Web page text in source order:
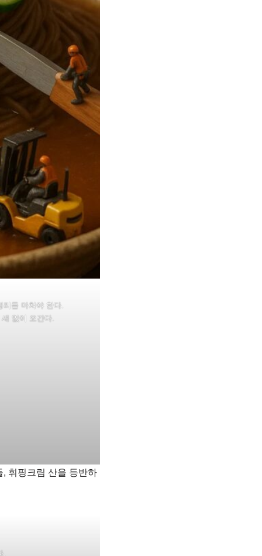
를 마쳐야 한다.
없이 오간다.
휘핑크림 산을 등반하